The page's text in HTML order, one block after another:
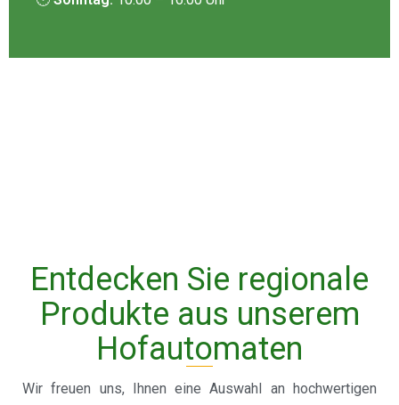
Entdecken Sie regionale
Produkte aus unserem
Hofautomaten
Wir freuen uns, Ihnen eine Auswahl an hochwertigen